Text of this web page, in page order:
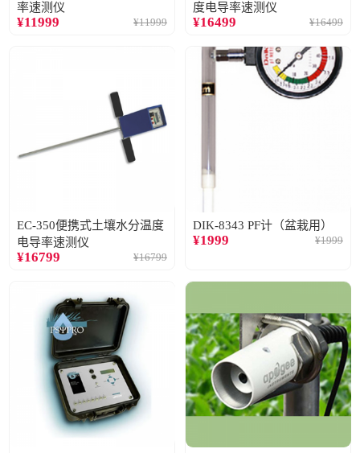
率速测仪
¥11999 ¥11999
度电导率速测仪
¥16499 ¥16499
EC-350便携式土壤水分温度
电导率速测仪
¥16799 ¥16799
DIK-8343 PF计（盆栽用）
¥1999 ¥1999